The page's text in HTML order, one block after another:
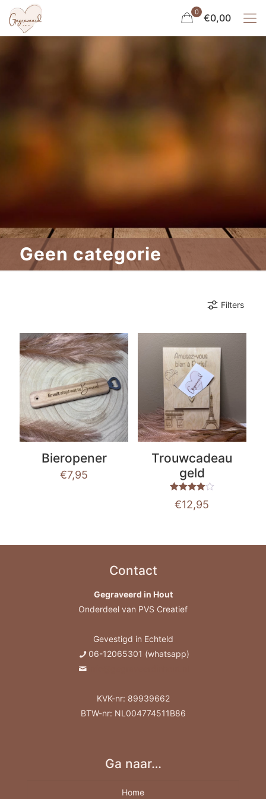
0 €0,00
Geen categorie
Filters
Bieropener
€7,95
Trouwcadeau
geld
Waardering
4.00
€12,95
Contact
Gegraveerd in Hout
Onderdeel van PVS Creatief
Gevestigd in Echteld
06-12065301 (whatsapp)
KVK-nr: 89939662
BTW-nr: NL004774511B86
Ga naar…
Home